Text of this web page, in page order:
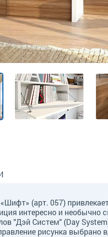
(арт. 057)
интересно и необычно
"Дэй Систем" (Day
рисунка